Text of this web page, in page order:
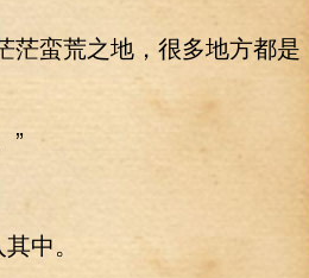
蛮荒之地，很多地方都是
”
中。